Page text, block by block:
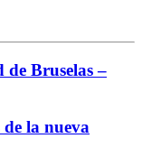
de Bruselas –
la nueva